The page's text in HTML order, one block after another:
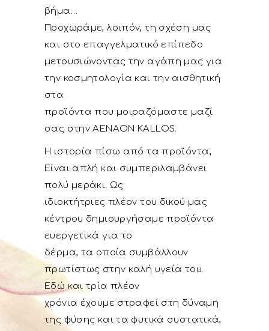
βήμα…
Προχωράμε, λοιπόν, τη σχέση μας
και στο επαγγελματικό επίπεδο
μετουσιώνοντας την αγάπη μας για
την κοσμητολογία και την αισθητική
στα
προϊόντα που μοιραζόμαστε μαζί
σας στην AENAON KALLOS.
Η ιστορία πίσω από τα προϊόντα;
Είναι απλή και συμπεριλαμβάνει
πολύ μεράκι. Ως
ιδιοκτήτριες πλέον του δικού μας
κέντρου δημιουργήσαμε προϊόντα
ευεργετικά για το
δέρμα, τα οποία συμβάλλουν
πρωτίστως στην καλή υγεία του.
Εδώ και τρία πλέον
χρόνια έχουμε στραφεί στη δύναμη
της φύσης και τα φυτικά συστατικά,